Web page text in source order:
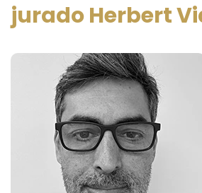
jurado Herbert